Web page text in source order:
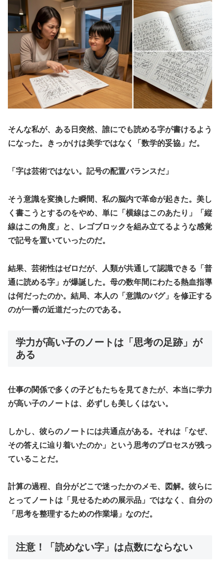
​そんな私が、ある日突然、誰にでも読める字が書けるよう
になった。きっかけは美学ではなく「数学的妥協」だ。
「字は芸術ではない。記号の配置バランスだ」
そう意識を変換した瞬間、私の脳内で革命が起きた。美し
く書こうとするのをやめ、単に「横線はこのあたり」「縦
線はこの角度」と、レゴブロックを組み立てるような感覚
で記号を置いていったのだ。
​結果、芸術性はゼロだが、人類が共通して認識できる「普
通に読める字」が爆誕した。母の数年間にわたる熱血指導
は何だったのか。結局、本人の「意識のバグ」を修正する
のが一番の近道だったのである。
​学力が高い子のノートは「思考の足跡」が
ある
​仕事の関係で多くの子どもたちを見てきたが、本当に学力
が高い子のノートは、必ずしも美しくはない。
しかし、彼らのノートには共通点がある。それは「なぜ、
その答えに辿り着いたのか」という思考のプロセスが残っ
ていることだ。
​計算の過程、自分がどこで迷ったかのメモ、図解。彼らに
とってノートは「見せるための展示品」ではなく、自分の
「思考を整理するための作業場」なのだ。
​注意！「読めない字」は点数にならない